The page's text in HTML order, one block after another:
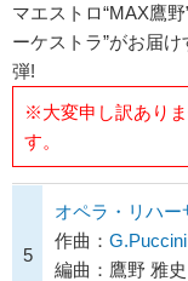
マエストロ“MAX鷹
ーケストラ”がお届
弾!
※大変申し訳あり
す。
5
オペラ・リハ
作曲： G.Puccini
編曲：鷹野 雅史